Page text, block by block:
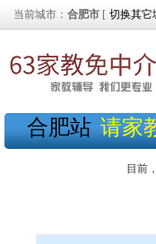
当前城市： 合肥市 [ 切换其它
合肥站 请家
目前